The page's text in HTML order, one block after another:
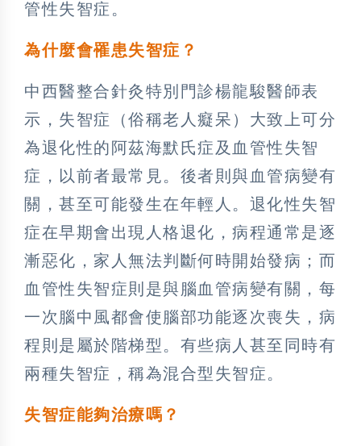
管性失智症。
為什麼會罹患失智症 ？
中西醫整合針灸特別門診楊龍駿醫師表
示，失智症（俗稱老人癡呆）大致上可分
為退化性的阿茲海默氏症及血管性失智
症，以前者最常見。後者則與血管病變有
關，甚至可能發生在年輕人。退化性失智
症在早期會出現人格退化，病程通常是逐
漸惡化，家人無法判斷何時開始發病；而
血管性失智症則是與腦血管病變有關，每
一次腦中風都會使腦部功能逐次喪失，病
程則是屬於階梯型。有些病人甚至同時有
兩種失智症，稱為混合型失智症。
失智症能夠治療嗎？